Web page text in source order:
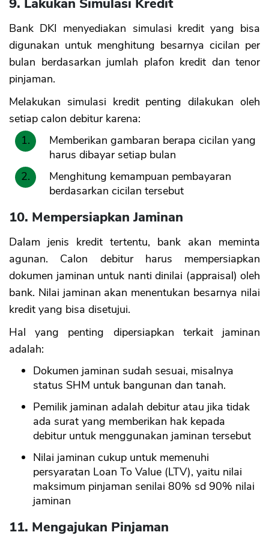
9. Lakukan Simulasi Kredit
Bank DKI menyediakan simulasi kredit yang bisa
digunakan untuk menghitung besarnya cicilan per
bulan berdasarkan jumlah plafon kredit dan tenor
pinjaman.
Melakukan simulasi kredit penting dilakukan oleh
setiap calon debitur karena:
Memberikan gambaran berapa cicilan yang
harus dibayar setiap bulan
Menghitung kemampuan pembayaran
berdasarkan cicilan tersebut
10. Mempersiapkan Jaminan
Dalam jenis kredit tertentu, bank akan meminta
agunan. Calon debitur harus mempersiapkan
dokumen jaminan untuk nanti dinilai (appraisal) oleh
bank. Nilai jaminan akan menentukan besarnya nilai
kredit yang bisa disetujui.
Hal yang penting dipersiapkan terkait jaminan
adalah:
Dokumen jaminan sudah sesuai, misalnya
status SHM untuk bangunan dan tanah.
Pemilik jaminan adalah debitur atau jika tidak
ada surat yang memberikan hak kepada
debitur untuk menggunakan jaminan tersebut
Nilai jaminan cukup untuk memenuhi
persyaratan Loan To Value (LTV), yaitu nilai
maksimum pinjaman senilai 80% sd 90% nilai
jaminan
11. Mengajukan Pinjaman